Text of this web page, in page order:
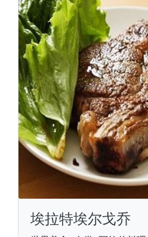
埃拉特埃尔戈乔